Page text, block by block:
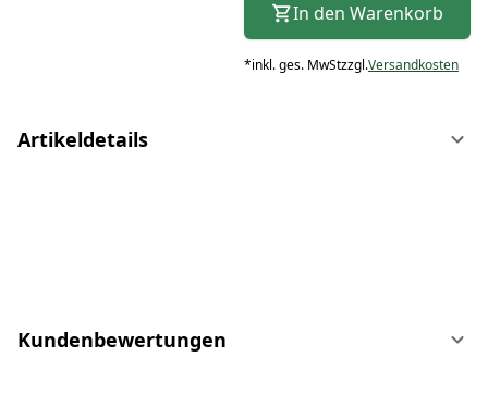
In den Warenkorb
*inkl. ges. MwStzzgl.Versandkosten
Artikeldetails
Kundenbewertungen